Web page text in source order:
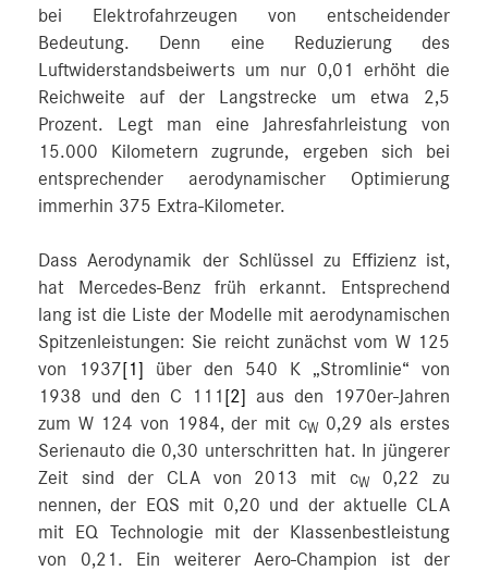
bei Elektrofahrzeugen von entscheidender
Bedeutung. Denn eine Reduzierung des
Luftwiderstandsbeiwerts um nur 0,01 erhöht die
Reichweite auf der Langstrecke um etwa 2,5
Prozent. Legt man eine Jahresfahrleistung von
15.000 Kilometern zugrunde, ergeben sich bei
entsprechender aerodynamischer Optimierung
immerhin 375 Extra-Kilometer.
Dass Aerodynamik der Schlüssel zu Effizienz ist,
hat Mercedes‑Benz früh erkannt. Entsprechend
lang ist die Liste der Modelle mit aerodynamischen
Spitzenleistungen: Sie reicht zunächst vom W 125
von 1937[1]
über den 540 K „Stromlinie“ von
1938 und den C 111 [2]
aus den 1970er-Jahren
zum W 124 von 1984, der mit cW0,29 als erstes
Serienauto die 0,30 unterschritten hat. In jüngerer
Zeit sind der CLA von 2013 mit cW0,22 zu
nennen, der EQS mit 0,20 und der aktuelle CLA
mit EQ Technologie mit der Klassenbestleistung
von 0,21. Ein weiterer Aero-Champion ist der